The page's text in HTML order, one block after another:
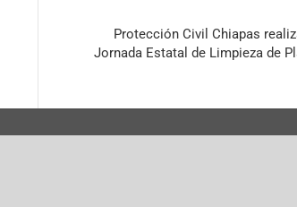
Protección Civil Chiapas
Jornada Estatal de Limpieza de